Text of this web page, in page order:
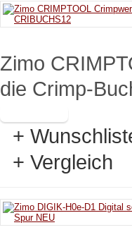
Zimo
die Crimp-
+
+ Vergleich